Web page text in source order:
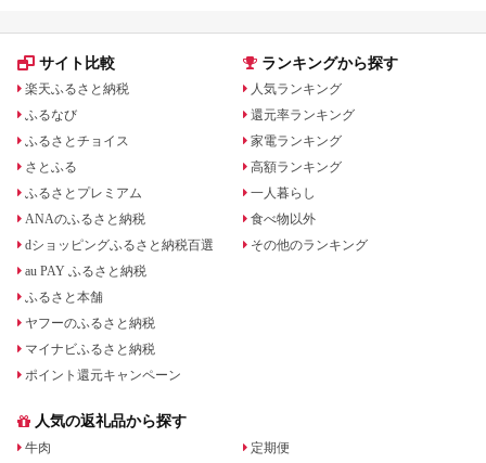
サイト比較
楽天ふるさと納税
ふるなび
ふるさとチョイス
さとふる
ふるさとプレミアム
ANAのふるさと納税
dショッピングふるさと納税百選
au PAY ふるさと納税
ふるさと本舗
ヤフーのふるさと納税
マイナビふるさと納税
ポイント還元キャンペーン
ランキングから探す
人気ランキング
還元率ランキング
家電ランキング
高額ランキング
一人暮らし
食べ物以外
その他のランキング
人気の返礼品から探す
牛肉
定期便